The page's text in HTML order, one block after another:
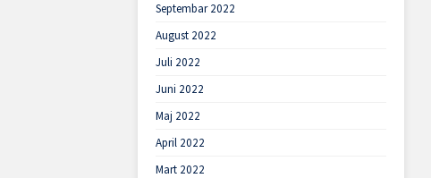
Septembar 2022
August 2022
Juli 2022
Juni 2022
Maj 2022
April 2022
Mart 2022